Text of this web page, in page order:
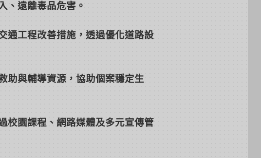
、遠離毒品危害。
通工程改善措施，透過優化道路設
助與輔導資源，協助個案穩定生
校園課程、網路媒體及多元宣傳管